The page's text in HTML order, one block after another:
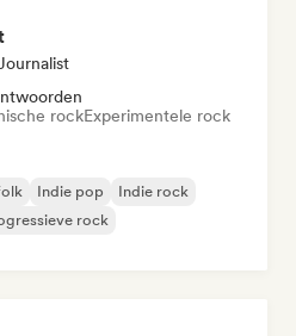
rockExperimentele rock
Indie pop
Indie rock
rock